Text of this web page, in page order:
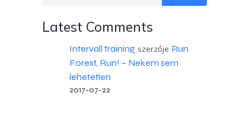
Latest Comments
Intervall trainingszerzője Run
Forest, Run! – Nekem sem
lehetetlen
2017-07-22